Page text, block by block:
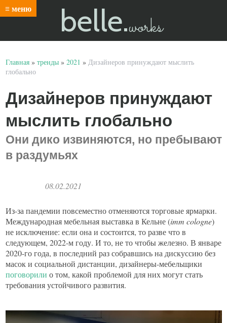
≡ меню belle.works
Главная » тренды » 2021 » Дизайнеров принуждают мыслить
глобально
Дизайнеров принуждают
мыслить глобально
Они дико извиняются, но пребывают
в раздумьях
08.02.2021
Из-за пандемии повсеместно отменяются торговые ярмарки.
Международная мебельная выставка в Кельне (imm cologne)
не исключение: если она и состоится, то разве что в
следующем, 2022-м году. И то, не то чтобы железно. В январе
2020-го года, в последний раз собравшись на дискуссию без
масок и социальной дистанции, дизайнеры-мебельщики
поговорили о том, какой проблемой для них могут стать
требования устойчивого развития.